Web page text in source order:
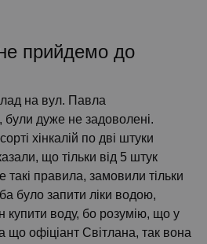
прийдемо до
на вул. Павла
були дуже не задоволені.
хінкалій по дві штуки
що тільки від 5 штук
правила, замовили тільки
було запити ліки водою,
купити воду, бо розумію, що у
що офіціант Світлана, так вона